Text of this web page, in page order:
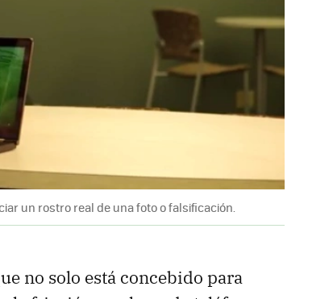
un rostro real de una foto o falsificación.
no solo está concebido para